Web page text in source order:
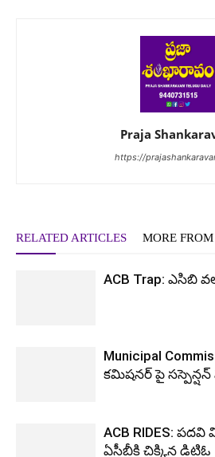
Praja
https://
RELATED ARTICLES MORE
ACB Trap: ఎసిబి
Municipal
కమిషనర్ పై సస్పెన్షన్
ACB RIDES:
ఏసీబీకి చిక్కిన డిటిఓ